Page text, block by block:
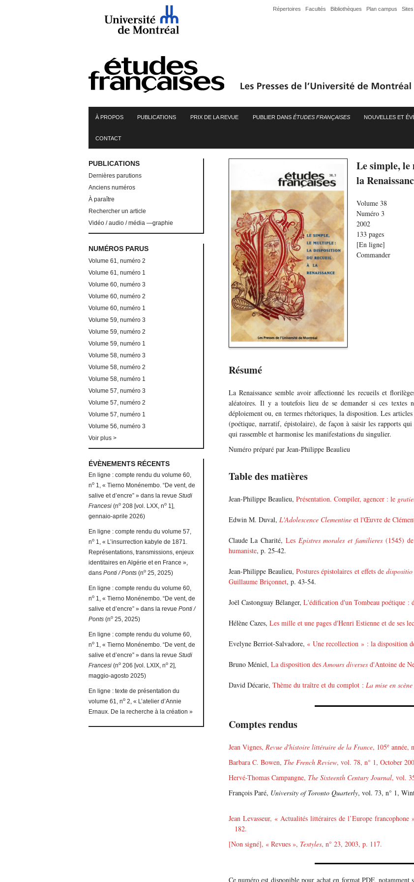
Répertoires Facultés Bibliothèques Plan campus
À PROPOS PUBLICATIONS PRIX DE LA REVUE PUBLIER DANS ÉTUDES FRANÇAISES NOUVELLES ET
CONTACT
Le simple,
la
Volume 38
Numéro 3
2002
133 pages
[En ligne]
Commander
Résumé
La Renaissance semble avoir affectionné les recueils et
aléatoires. Il y a toutefois lieu de se demander si ces textes
déploiement ou, en termes rhétoriques, la disposition. Les
(poétique, narratif, épistolaire), de façon à saisir les rapports
qui rassemble et harmonise les manifestations du singulier.
Numéro préparé par Jean-Philippe Beaulieu
Table des matières
Jean-Philippe Beaulieu, Présentation. Compiler, agencer : le
Edwin M. Duval, L'Adolescence Clementineet l'Œuvre de
Claude La Charité, Les Epistres morales et familieres(1545) de
humaniste, p. 25-42.
Jean-Philippe Beaulieu, Postures épistolaires et effets dedispositio
Guillaume Briçonnet, p. 43-54.
Joël Castonguay Bélanger, L'édification d'un Tombeau poétique :
Hélène Cazes, Les mille et une pages d'Henri Estienne et de ses
Evelyne Berriot-Salvadore, « Une recollection » : la disposition
Bruno Méniel, La disposition desAmours diversesd'Antoine de
David Décarie, Thème du traître et du complot : La mise en scène
Comptes rendus
Jean Vignes, Revue d'histoire littéraire de la France, 105eannée,
Barbara C. Bowen, The French Review, vol. 78, n° 1, October
Hervé-Thomas Campangne, The Sixteenth Century Journal, vol.
François Paré, University of Toronto Quarterly, vol. 73, n° 1,
Jean Levasseur, « Actualités littéraires de l’Europe francophone
182.
[Non signé], « Revues », Textyles, n° 23, 2003, p. 117.
Ce numéro est disponible pour achat en format PDF, notamment
PUBLICATIONS
Dernières parutions
Anciens numéros
À paraître
Rechercher un article
Vidéo / audio / média —graphie
NUMÉROS PARUS
Volume 61, numéro 2
Volume 61, numéro 1
Volume 60, numéro 3
Volume 60, numéro 2
Volume 60, numéro 1
Volume 59, numéro 3
Volume 59, numéro 2
Volume 59, numéro 1
Volume 58, numéro 3
Volume 58, numéro 2
Volume 58, numéro 1
Volume 57, numéro 3
Volume 57, numéro 2
Volume 57, numéro 1
Volume 56, numéro 3
Voir plus >
ÉVÈNEMENTS RÉCENTS
En ligne : compte rendu du volume 60,
no1, « Tierno Monénembo. “De vent, de
salive et d’encre” » dans la revue Studi
Francesi(no208 [vol. LXX, no1],
gennaio-aprile 2026)
En ligne : compte rendu du volume 57,
no1, « L’insurrection kabyle de 1871.
Représentations, transmissions, enjeux
identitaires en Algérie et en France »,
dans Ponti / Ponts(no25, 2025)
En ligne : compte rendu du volume 60,
no1, « Tierno Monénembo. “De vent, de
salive et d’encre” » dans la revue Ponti /
Ponts(no25, 2025)
En ligne : compte rendu du volume 60,
no1, « Tierno Monénembo. “De vent, de
salive et d’encre” » dans la revue Studi
Francesi(no206 [vol. LXIX, no2],
maggio-agosto 2025)
En ligne : texte de présentation du
volume 61, no2, « L’atelier d’Annie
Ernaux. De la recherche à la création »